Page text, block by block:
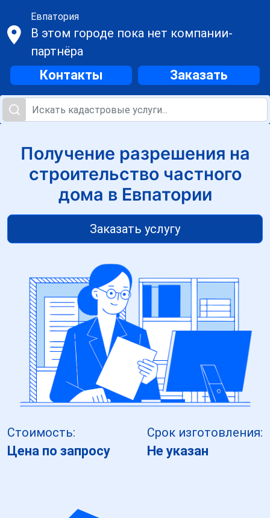
Евпатория
В этом городе пока нет компании-
партнёра
Контакты Заказать
Получение разрешения на
строительство частного
дома в Евпатории
Заказать услугу
Стоимость:
Цена по запросу
Срок изготовления:
Не указан